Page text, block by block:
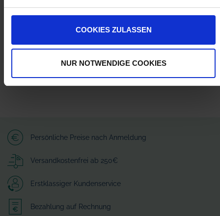
COOKIES ZULASSEN
NUR NOTWENDIGE COOKIES
Zum Kreuzkamp 7
info@granit-parts.com
Persönliche Preise nach Anmeldung
Versandkostenfrei ab 250€
Erstklassiger Kundenservice
Bezahlung auf Rechnung